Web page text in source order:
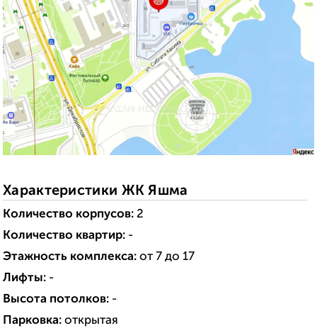
Характеристики ЖК Яшма
Количество корпусов: 2
Количество квартир: -
Этажность комплекса: от 7 до 17
Лифты: -
Высота потолков: -
Парковка: открытая